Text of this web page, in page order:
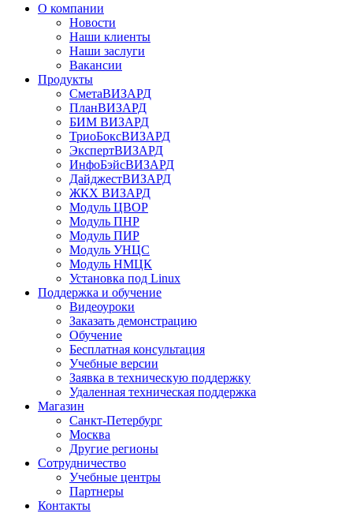
О компании
Новости
Наши клиенты
Наши заслуги
Вакансии
Продукты
СметаВИЗАРД
ПланВИЗАРД
БИМ ВИЗАРД
ТриоБоксВИЗАРД
ЭкспертВИЗАРД
ИнфоБэйсВИЗАРД
ДайджестВИЗАРД
ЖКХ ВИЗАРД
Модуль ЦВОР
Модуль ПНР
Модуль ПИР
Модуль УНЦС
Модуль НМЦК
Установка под Linux
Поддержка и обучение
Видеоуроки
Заказать демонстрацию
Обучение
Бесплатная консультация
Учебные версии
Заявка в техническую поддержку
Удаленная техническая поддержка
Магазин
Санкт-Петербург
Москва
Другие регионы
Сотрудничество
Учебные центры
Партнеры
Контакты